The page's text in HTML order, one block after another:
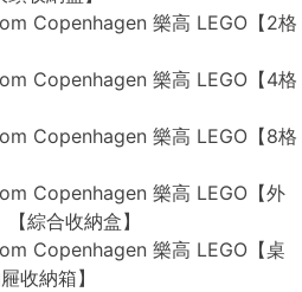
Copenhagen 樂高 LEGO【2格
Copenhagen 樂高 LEGO【4格
Copenhagen 樂高 LEGO【8格
Copenhagen 樂高 LEGO【外
綜合收納盒】
Copenhagen 樂高 LEGO【桌
收納箱】